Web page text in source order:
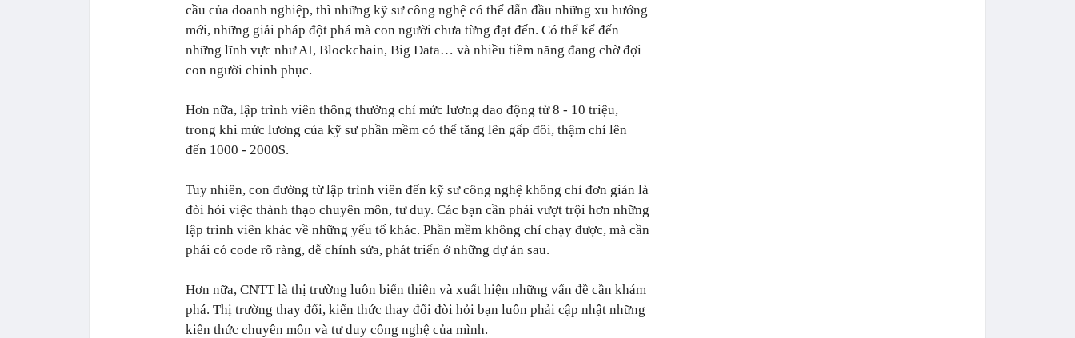
cầu của doanh nghiệp, thì những kỹ sư công nghệ có thể dẫn đầu những xu hướng
mới, những giải pháp đột phá mà con người chưa từng đạt đến. Có thể kể đến
những lĩnh vực như AI, Blockchain, Big Data… và nhiều tiềm năng đang chờ đợi
con người chinh phục.
Hơn nữa, lập trình viên thông thường chỉ mức lương dao động từ 8 - 10 triệu,
trong khi mức lương của kỹ sư phần mềm có thể tăng lên gấp đôi, thậm chí lên
đến 1000 - 2000$.
Tuy nhiên, con đường từ lập trình viên đến kỹ sư công nghệ không chỉ đơn giản là
đòi hỏi việc thành thạo chuyên môn, tư duy. Các bạn cần phải vượt trội hơn những
lập trình viên khác về những yếu tố khác. Phần mềm không chỉ chạy được, mà cần
phải có code rõ ràng, dễ chỉnh sửa, phát triển ở những dự án sau.
Hơn nữa, CNTT là thị trường luôn biến thiên và xuất hiện những vấn đề cần khám
phá. Thị trường thay đổi, kiến thức thay đổi đòi hỏi bạn luôn phải cập nhật những
kiến thức chuyên môn và tư duy công nghệ của mình.